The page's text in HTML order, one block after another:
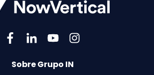
Sobre Grupo IN